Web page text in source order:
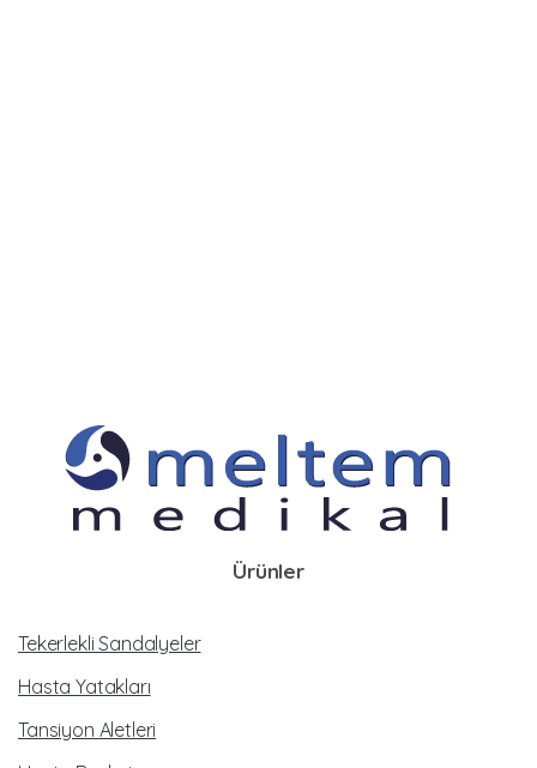
Ürünler
Tekerlekli Sandalyeler
Hasta Yatakları
Tansiyon Aletleri